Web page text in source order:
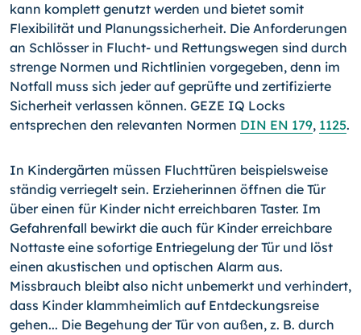
kann komplett genutzt werden und bietet somit
Flexibilität und Planungssicherheit. Die Anforderungen
an Schlösser in Flucht- und Rettungswegen sind durch
strenge Normen und Richtlinien vorgegeben, denn im
Notfall muss sich jeder auf geprüfte und zertifizierte
Sicherheit verlassen können. GEZE IQ Locks
entsprechen den relevanten Normen DIN EN 179, 1125.
In Kindergärten müssen Fluchttüren beispielsweise
ständig verriegelt sein. Erzieherinnen öffnen die Tür
über einen für Kinder nicht erreichbaren Taster. Im
Gefahrenfall bewirkt die auch für Kinder erreichbare
Nottaste eine sofortige Entriegelung der Tür und löst
einen akustischen und optischen Alarm aus.
Missbrauch bleibt also nicht unbemerkt und verhindert,
dass Kinder klammheimlich auf Entdeckungsreise
gehen... Die Begehung der Tür von außen, z. B. durch